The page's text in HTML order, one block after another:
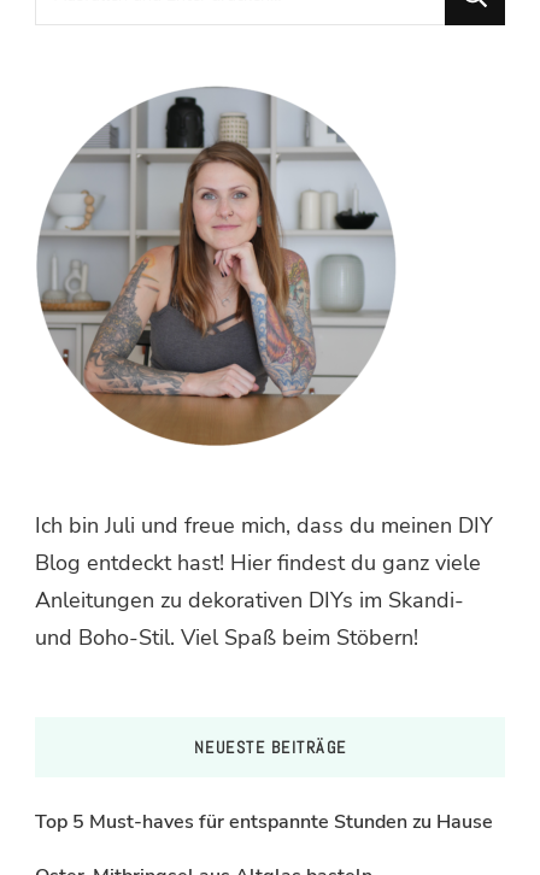
du
Ich bin Juli und freue mich, dass du meinen DIY
Blog entdeckt hast! Hier findest du ganz viele
Anleitungen zu dekorativen DIYs im Skandi-
und Boho-Stil. Viel Spaß beim Stöbern!
NEUESTE BEITRÄGE
Top 5 Must-haves für entspannte Stunden zu Hause